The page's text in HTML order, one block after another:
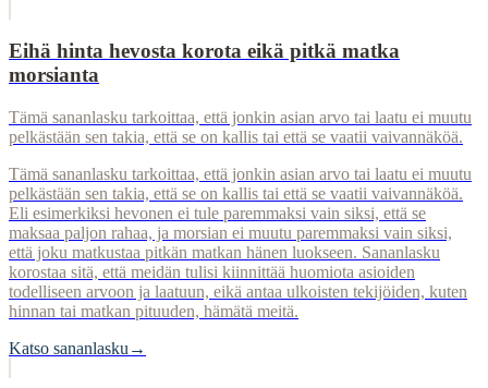
Eihä hinta hevosta korota eikä pitkä matka
morsianta
Tämä sananlasku tarkoittaa, että jonkin asian arvo tai laatu ei muutu
pelkästään sen takia, että se on kallis tai että se vaatii vaivannäköä.
Tämä sananlasku tarkoittaa, että jonkin asian arvo tai laatu ei muutu
pelkästään sen takia, että se on kallis tai että se vaatii vaivannäköä.
Eli esimerkiksi hevonen ei tule paremmaksi vain siksi, että se
maksaa paljon rahaa, ja morsian ei muutu paremmaksi vain siksi,
että joku matkustaa pitkän matkan hänen luokseen. Sananlasku
korostaa sitä, että meidän tulisi kiinnittää huomiota asioiden
todelliseen arvoon ja laatuun, eikä antaa ulkoisten tekijöiden, kuten
hinnan tai matkan pituuden, hämätä meitä.
Katso sananlasku →